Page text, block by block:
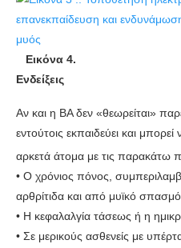
Εικόνα 4.
Ενδείξεις
Αν και η ΒΑ δεν «θεωρείται»
εντούτοις εκπαιδεύει και
αρκετά άτομα με τις παρακάτω
• Ο χρόνιος πόνος,
αρθρίτιδα και από μυϊκό
• Η κεφαλαλγία τάσεως ή η
• Σε μερικούς ασθενείς με